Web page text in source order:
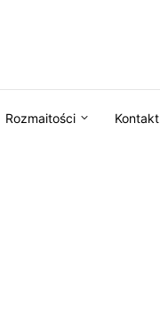
Rozmaitości Kontakt